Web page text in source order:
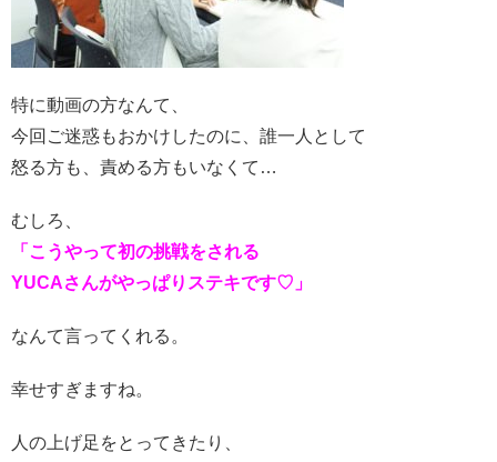
特に動画の方なんて、
今回ご迷惑もおかけしたのに、誰一人として
怒る方も、責める方もいなくて…
むしろ、
「こうやって初の挑戦をされる
YUCAさんがやっぱりステキです♡」
なんて言ってくれる。
幸せすぎますね。
人の上げ足をとってきたり、